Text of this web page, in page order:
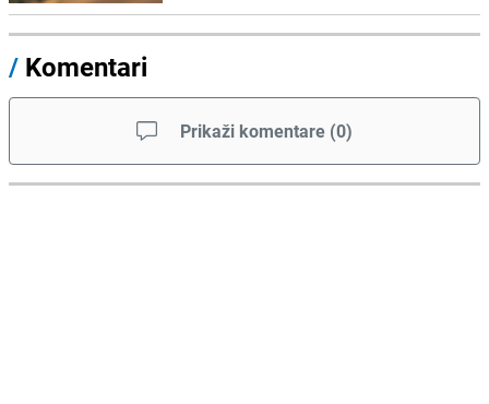
/ Komentari
Prikaži komentare (0)